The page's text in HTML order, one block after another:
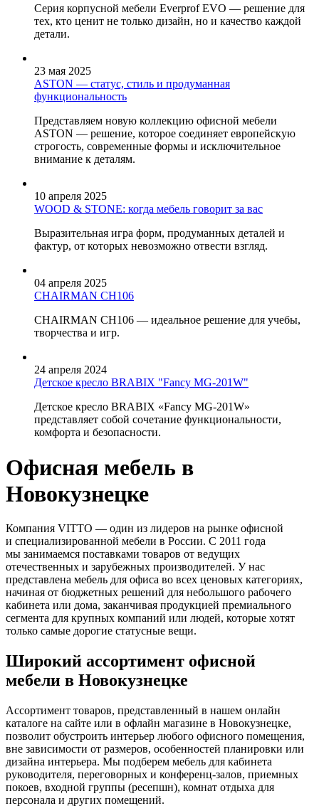
Серия корпусной мебели Everprof EVO — решение для
тех, кто ценит не только дизайн, но и качество каждой
детали.
23 мая 2025
ASTON — статус, стиль и продуманная
функциональность
Представляем новую коллекцию офисной мебели
ASTON — решение, которое соединяет европейскую
строгость, современные формы и исключительное
внимание к деталям.
10 апреля 2025
WOOD & STONE: когда мебель говорит за вас
Выразительная игра форм, продуманных деталей и
фактур, от которых невозможно отвести взгляд.
04 апреля 2025
CHAIRMAN CH106
CHAIRMAN CH106 — идеальное решение для учебы,
творчества и игр.
24 апреля 2024
Детское кресло BRABIX "Fancy MG-201W"
Детское кресло BRABIX «Fancy MG-201W»
представляет собой сочетание функциональности,
комфорта и безопасности.
Офисная мебель в
Новокузнецке
Компания VITTO — один из лидеров на рынке офисной
и специализированной мебели в России. С 2011 года
мы занимаемся поставками товаров от ведущих
отечественных и зарубежных производителей. У нас
представлена мебель для офиса во всех ценовых категориях,
начиная от бюджетных решений для небольшого рабочего
кабинета или дома, заканчивая продукцией премиального
сегмента для крупных компаний или людей, которые хотят
только самые дорогие статусные вещи.
Широкий ассортимент офисной
мебели в Новокузнецке
Ассортимент товаров, представленный в нашем онлайн
каталоге на сайте или в офлайн магазине в Новокузнецке,
позволит обустроить интерьер любого офисного помещения,
вне зависимости от размеров, особенностей планировки или
дизайна интерьера. Мы подберем мебель для кабинета
руководителя, переговорных и конференц-залов, приемных
покоев, входной группы (ресепшн), комнат отдыха для
персонала и других помещений.